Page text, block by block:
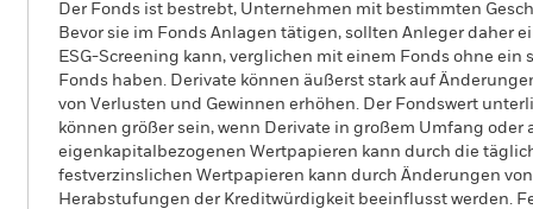
Der Fonds ist bestrebt, Unternehmen mit bestimmten
Bevor sie im Fonds Anlagen tätigen, sollten Anleger daher
ESG-Screening kann, verglichen mit einem Fonds ohne
Fonds haben. Derivate können äußerst stark auf
von Verlusten und Gewinnen erhöhen. Der Fondswert
können größer sein, wenn Derivate in großem Umfang
eigenkapitalbezogenen Wertpapieren kann durch die
festverzinslichen Wertpapieren kann durch Änderungen
Herabstufungen der Kreditwürdigkeit beeinflusst werden.